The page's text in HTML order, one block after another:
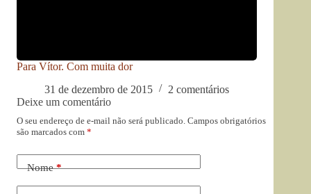
Para Vítor. Com muita dor
31 de dezembro de 2015
2 comentários
Deixe um comentário
O seu endereço de e-mail não será publicado. Campos obrigatórios
são marcados com *
Nome*